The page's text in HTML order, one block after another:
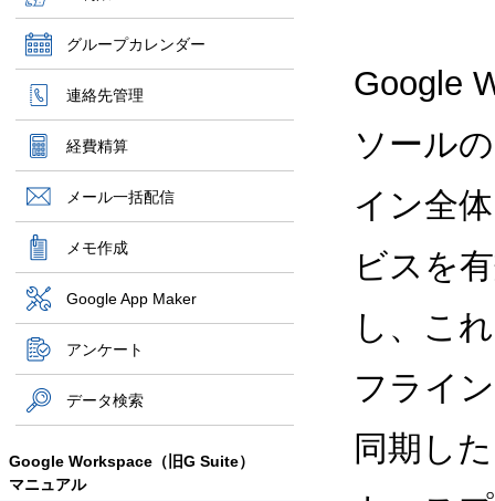
グループカレンダー
連絡先管理
経費精算
メール一括配信
メモ作成
Google App Maker
アンケート
データ検索
Google Workspace（旧G Suite）
マニュアル
Google
ソール
イン全
ビスを
し、こ
フライ
同期し